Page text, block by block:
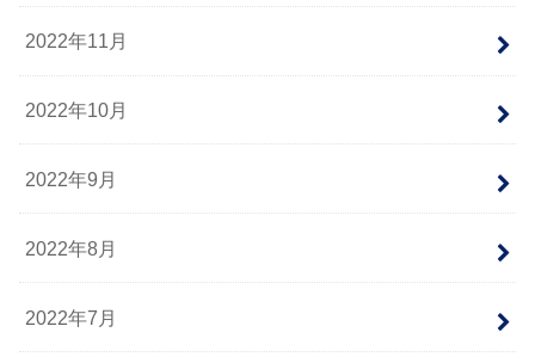
2022年11月
2022年10月
2022年9月
2022年8月
2022年7月